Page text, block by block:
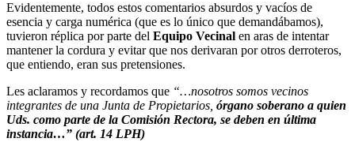
Evidentemente, todos estos comentarios absurdos y vacíos de
esencia y carga numérica (que es lo único que demandábamos),
tuvieron réplica por parte del Equipo Vecinal en aras de intentar
mantener la cordura y evitar que nos derivaran por otros derroteros,
que entiendo, eran sus pretensiones.
Les aclaramos y recordamos que “…nosotros somos vecinos
integrantes de una Junta de Propietarios, órgano soberano a quien
Uds. como parte de la Comisión Rectora, se deben en última
instancia…” (art. 14 LPH)